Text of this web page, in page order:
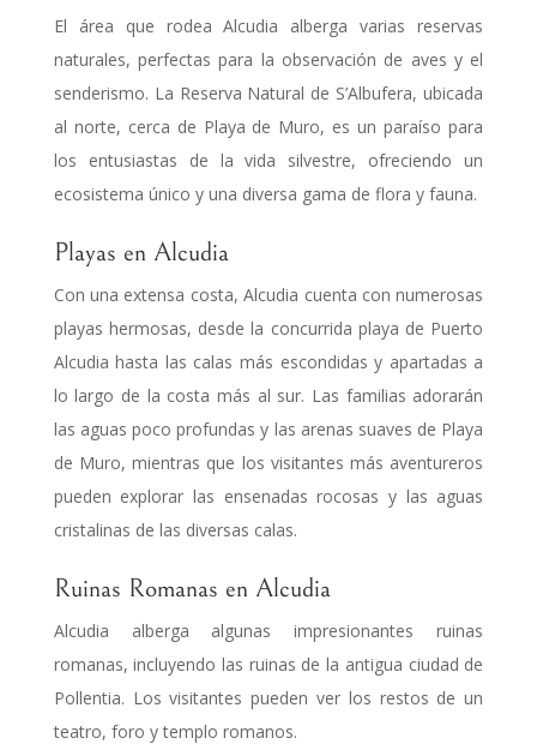
El área que rodea Alcudia alberga varias reservas
naturales, perfectas para la observación de aves y el
senderismo. La Reserva Natural de S’Albufera, ubicada
al norte, cerca de Playa de Muro, es un paraíso para
los entusiastas de la vida silvestre, ofreciendo un
ecosistema único y una diversa gama de flora y fauna.
Playas en Alcudia
Con una extensa costa, Alcudia cuenta con numerosas
playas hermosas, desde la concurrida playa de Puerto
Alcudia hasta las calas más escondidas y apartadas a
lo largo de la costa más al sur. Las familias adorarán
las aguas poco profundas y las arenas suaves de Playa
de Muro, mientras que los visitantes más aventureros
pueden explorar las ensenadas rocosas y las aguas
cristalinas de las diversas calas.
Ruinas Romanas en Alcudia
Alcudia alberga algunas impresionantes ruinas
romanas, incluyendo las ruinas de la antigua ciudad de
Pollentia. Los visitantes pueden ver los restos de un
teatro, foro y templo romanos.